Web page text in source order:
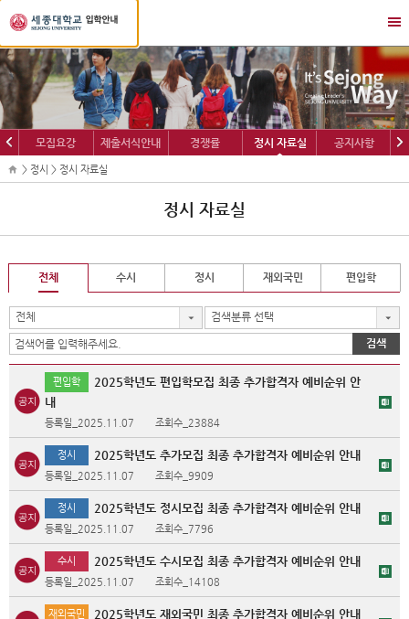
세
종
대
학
교
입
학
정
보
뉴
열
기/
닫
기
이
전
다
음
모집요강 제출서식안내 경쟁률 정시 자료실 공지사항
> 정시 > 정시 자료실
정시 자료실
전체 수시 정시 재외국민 편입학
전체 검색분류 선택
검색
편입학
2025학년도 편입학모집 최종 추가합격자 예비순위 안
내
등록일_2025.11.07 조회수_23884
정시 2025학년도 추가모집 최종 추가합격자 예비순위 안내
등록일_2025.11.07 조회수_9909
정시 2025학년도 정시모집 최종 추가합격자 예비순위 안내
등록일_2025.11.07 조회수_7796
수시 2025학년도 수시모집 최종 추가합격자 예비순위 안내
등록일_2025.11.07 조회수_14108
재외국민 2025학년도 재외국민 최종 추가합격자 예비순위 안내